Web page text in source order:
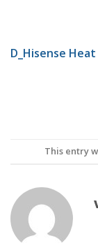
D_Hisense Heat
This entry